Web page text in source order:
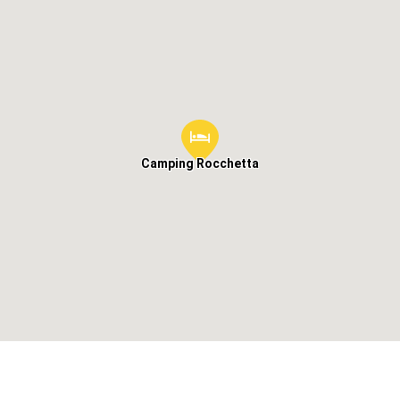
Camping Rocchetta